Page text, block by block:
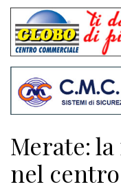
commenti
Contenuti
del
sito
Associazioni
Meteo
Merate:
nel